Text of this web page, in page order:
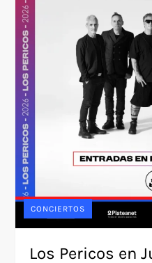
CONCIERTOS
Los Pericos en